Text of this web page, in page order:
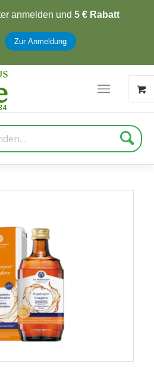
anmelden und5 € Rabatt
Zur Anmeldung
Suche